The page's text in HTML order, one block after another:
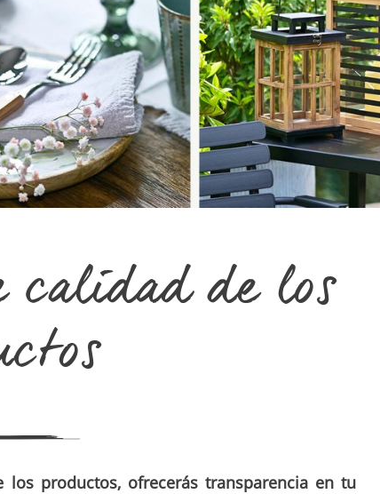
calidad de los
los productos, ofrecerás transparencia en tu